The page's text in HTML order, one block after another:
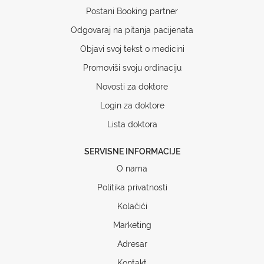
Postani Booking partner
Odgovaraj na pitanja pacijenata
Objavi svoj tekst o medicini
Promoviši svoju ordinaciju
Novosti za doktore
Login za doktore
Lista doktora
SERVISNE INFORMACIJE
O nama
Politika privatnosti
Kolačići
Marketing
Adresar